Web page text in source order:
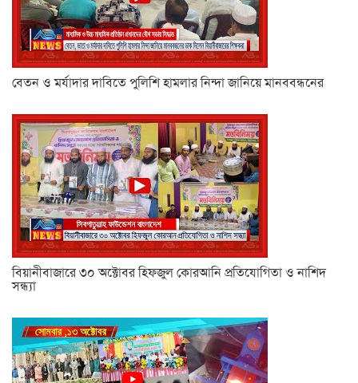
বেতন ও মর্যাদার দাবিতে পুলিশি হামলার নিন্দা জানিয়ে মানববন্ধনের
বিয়ানীবাজারে ৩০ অক্টোবর হিফজুল কোরআনি প্রতিযোগিতা ও নাশিদ
সন্ধ্যা